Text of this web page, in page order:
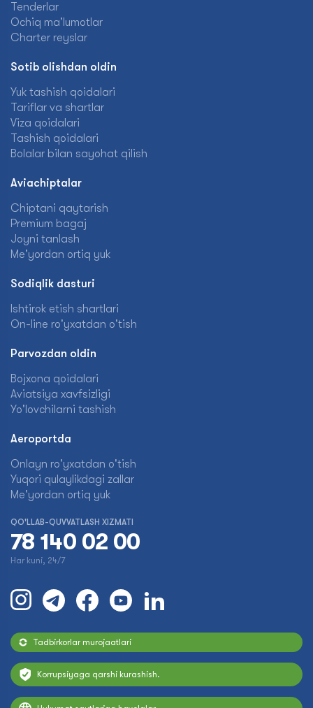
Tenderlar
Ochiq ma'lumotlar
Charter reyslar
Sotib olishdan oldin
Yuk tashish qoidalari
Tariflar va shartlar
Viza qoidalari
Tashish qoidalari
Bolalar bilan sayohat qilish
Aviachiptalar
Chiptani qaytarish
Premium bagaj
Joyni tanlash
Me'yordan ortiq yuk
Sodiqlik dasturi
Ishtirok etish shartlari
On-line ro'yxatdan o'tish
Parvozdan oldin
Bojxona qoidalari
Aviatsiya xavfsizligi
Yo'lovchilarni tashish
Aeroportda
Onlayn ro'yxatdan o'tish
Yuqori qulaylikdagi zallar
Me'yordan ortiq yuk
QO'LLAB-QUVVATLASH XIZMATI
78 140 02 00
Har kuni, 24/7
Tadbirkorlar murojaatlari
Korrupsiyaga qarshi kurashish.